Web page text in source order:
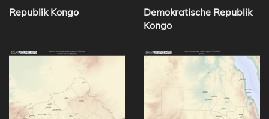
Republik Kongo
Demokratische Republik
Kongo